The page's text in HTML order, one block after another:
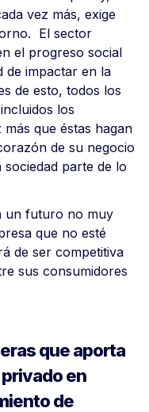
vez más, exige
El sector
el progreso social
de impactar en la
de esto, todos los
los
que éstas hagan
de su negocio
parte de lo
un futuro no muy
que no esté
de ser competitiva
sus consumidores
que aporta
en
de